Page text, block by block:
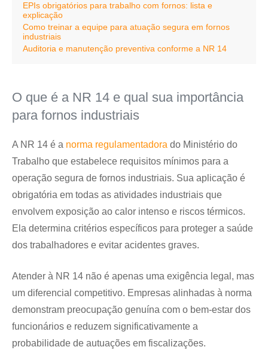
EPIs obrigatórios para trabalho com fornos: lista e
explicação
Como treinar a equipe para atuação segura em fornos
industriais
Auditoria e manutenção preventiva conforme a NR 14
O que é a NR 14 e qual sua importância
para fornos industriais
A NR 14 é a norma regulamentadora do Ministério do
Trabalho que estabelece requisitos mínimos para a
operação segura de fornos industriais. Sua aplicação é
obrigatória em todas as atividades industriais que
envolvem exposição ao calor intenso e riscos térmicos.
Ela determina critérios específicos para proteger a saúde
dos trabalhadores e evitar acidentes graves.
Atender à NR 14 não é apenas uma exigência legal, mas
um diferencial competitivo. Empresas alinhadas à norma
demonstram preocupação genuína com o bem-estar dos
funcionários e reduzem significativamente a
probabilidade de autuações em fiscalizações.